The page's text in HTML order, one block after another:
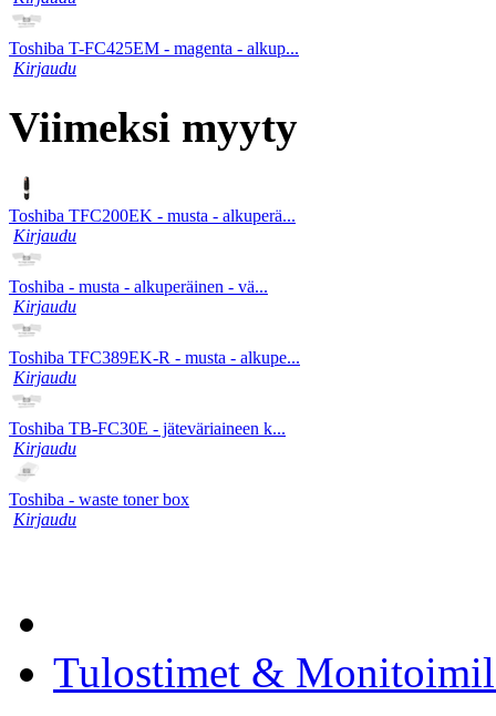
Toshiba T-FC425EM - magenta - alkup...
Kirjaudu
Viimeksi myyty
Toshiba TFC200EK - musta - alkuperä...
Kirjaudu
Toshiba - musta - alkuperäinen - vä...
Kirjaudu
Toshiba TFC389EK-R - musta - alkupe...
Kirjaudu
Toshiba TB-FC30E - jäteväriaineen k...
Kirjaudu
Toshiba - waste toner box
Kirjaudu
Tulostimet &